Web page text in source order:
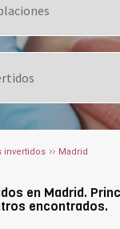
invertidos Madrid
en Madrid.
encontrados.